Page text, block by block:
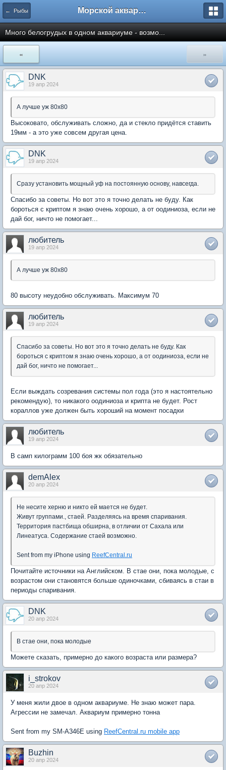
← Рыбы Морской аквариум. Форумы ReefCentral.ru
Много белогрудых в одном аквариуме - возмо...
« »
DNK
19 апр 2024
А лучше уж 80х80
Высоковато, обслуживать сложно, да и стекло придётся ставить
19мм - а это уже совсем другая цена.
DNK
19 апр 2024
Сразу установить мощный уф на постоянную основу, навсегда.
Спасибо за советы. Но вот это я точно делать не буду. Как
бороться с криптом я знаю очень хорошо, а от оодиниоза, если не
дай бог, ничто не помогает...
любитель
19 апр 2024
А лучше уж 80х80
80 высоту неудобно обслуживать. Максимум 70
любитель
19 апр 2024
Спасибо за советы. Но вот это я точно делать не буду. Как
бороться с криптом я знаю очень хорошо, а от оодиниоза, если не
дай бог, ничто не помогает...
Если выждать созревания системы пол года (это я настоятельно
рекомендую), то никакого оодиниоза и крипта не будет. Рост
кораллов уже должен быть хороший на момент посадки
любитель
19 апр 2024
В самп килограмм 100 боя жк обязательно
demAlex
20 апр 2024
Не несите херню и никто ей мается не будет.
Живут группами., стаей. Разделяясь на время спаривания.
Территория пастбища обширна, в отличии от Сахала или
Линеатуса. Содержание стаей возможно.
Sent from my iPhone using ReefCentral.ru
Почитайте источники на Английском. В стае они, пока молодые, с
возрастом они становятся больше одиночками, сбиваясь в стаи в
периоды спаривания.
DNK
20 апр 2024
В стае они, пока молодые
Можете сказать, примерно до какого возраста или размера?
i_strokov
20 апр 2024
У меня жили двое в одном аквариуме. Не знаю может пара.
Агрессии не замечал. Аквариум примерно тонна
Sent from my SM-A346E using ReefCentral.ru mobile app
Buzhin
20 апр 2024